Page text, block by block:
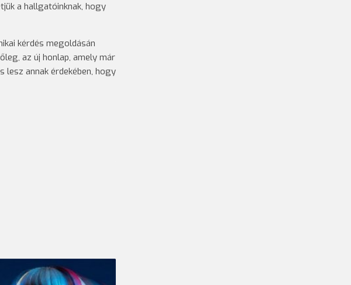
a hallgatóinknak, hogy
kérdés megoldásán
az új honlap, amely már
annak érdekében, hogy